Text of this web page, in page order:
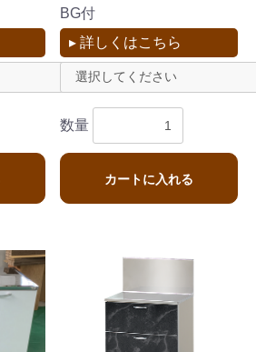
BG付
▸ 詳しくはこちら
数量
カートに入れる